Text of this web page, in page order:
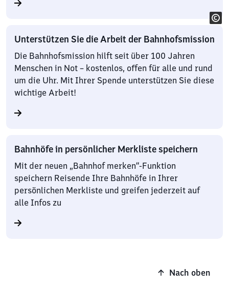
Unterstützen Sie die Arbeit der Bahnhofsmission
Die Bahnhofsmission hilft seit über 100 Jahren
Menschen in Not – kostenlos, offen für alle und rund
um die Uhr. Mit Ihrer Spende unterstützen Sie diese
wichtige Arbeit!
Bahnhöfe in persönlicher Merkliste speichern
Mit der neuen „Bahnhof merken“-Funktion
speichern Reisende Ihre Bahnhöfe in Ihrer
persönlichen Merkliste und greifen jederzeit auf
alle Infos zu
Nach oben